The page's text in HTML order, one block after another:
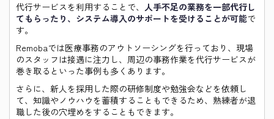
代行サービスを利用することで、 人手不足の業務を一部代行し
てもらったり、システム導入のサポートを受けることが可能で
す。
Remobaでは医療事務のアウトソーシングを行っており、現場
のスタッフは接遇に注力し、周辺の事務作業を代行サービスが
巻き取るといった事例も多くあります。
さらに、新人を採用した際の研修制度や勉強会などを依頼し
て、知識やノウハウを蓄積することもできるため、熟練者が退
職した後の穴埋めをすることもできます。